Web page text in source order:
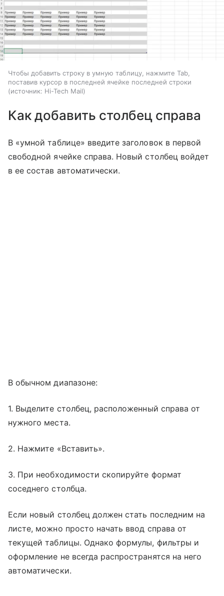
Чтобы добавить строку в умную таблицу, нажмите Tab,
поставив курсор в последней ячейке последней строки
источник: Hi-Tech Mail
Как добавить столбец справа
В «умной таблице» введите заголовок в первой
свободной ячейке справа. Новый столбец войдет
в ее состав автоматически.
В обычном диапазоне:
1. Выделите столбец, расположенный справа от
нужного места.
2. Нажмите «Вставить».
3. При необходимости скопируйте формат
соседнего столбца.
Если новый столбец должен стать последним на
листе, можно просто начать ввод справа от
текущей таблицы. Однако формулы, фильтры и
оформление не всегда распространятся на него
автоматически.